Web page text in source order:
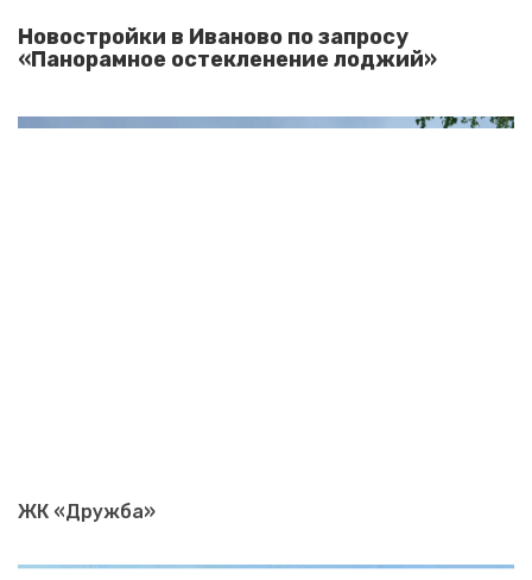
Новостройки в Иваново по запросу
«Панорамное остекленение лоджий»
ЖК «Дружба»